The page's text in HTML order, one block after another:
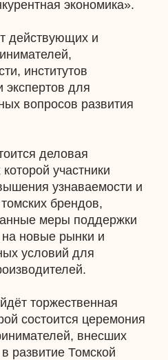
экономика».
действующих и
институтов
экспертов для
вопросов развития
деловая
участники
узнаваемости и
брендов,
меры поддержки
новые рынки и
условий для
торжественная
состоится церемония
внесших
развитие Томской